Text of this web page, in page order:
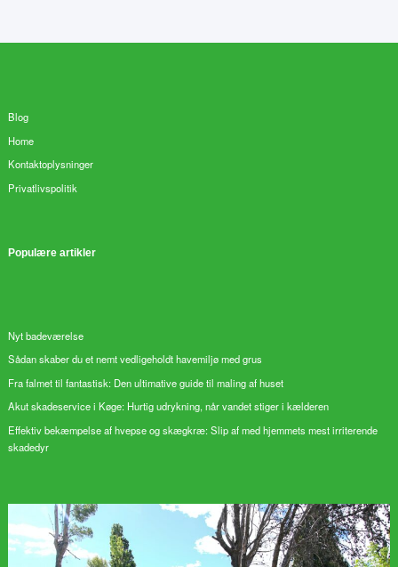
Blog
Home
Kontaktoplysninger
Privatlivspolitik
Populære artikler
Nyt badeværelse
Sådan skaber du et nemt vedligeholdt havemiljø med grus
Fra falmet til fantastisk: Den ultimative guide til maling af huset
Akut skadeservice i Køge: Hurtig udrykning, når vandet stiger i kælderen
Effektiv bekæmpelse af hvepse og skægkræ: Slip af med hjemmets mest irriterende
skadedyr